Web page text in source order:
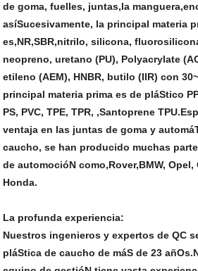
de goma, fuelles, juntas,la
asíSucesivamente, la principal materia
es,NR,SBR,nitrilo, silicona,
neopreno, uretano (PU), Polyacrylate
etileno (AEM), HNBR, butilo (IIR) con
principal materia prima es de pláStico
PS, PVC, TPE, TPR, ,Santoprene
ventaja en las juntas de goma y
caucho, se han producido muchas
de automocióN como,Rover,BMW, Opel,
Honda.
La profunda experiencia:
Nuestros ingenieros y expertos de QC
pláStica de caucho de máS de 23